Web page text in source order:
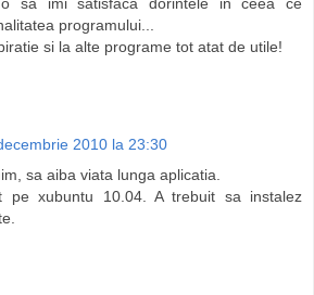
programului...
si la alte programe tot atat de utile!
2010 la 23:30
sa aiba viata lunga aplicatia.
pe xubuntu 10.04. A trebuit sa instalez